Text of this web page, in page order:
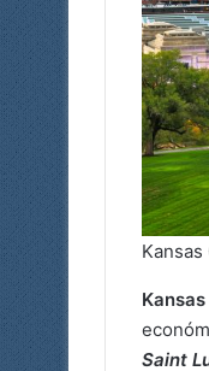
Saint